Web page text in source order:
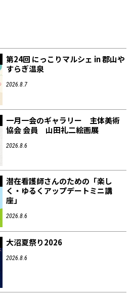
第24回 にっこりマルシェ in 郡山や
すらぎ温泉
2026.8.7
一月一会のギャラリー 主体美術
協会 会員 山田礼二絵画展
2026.8.6
潜在看護師さんのための「楽し
く・ゆるくアップデートミニ講
座」
2026.8.6
大沼夏祭り2026
2026.8.6